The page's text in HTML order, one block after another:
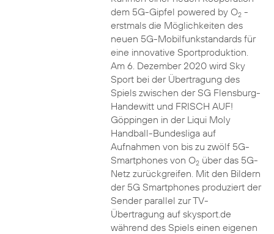
dem 5G-Gipfel powered by O2-
erstmals die Möglichkeiten des
neuen 5G-Mobilfunkstandards für
eine innovative Sportproduktion.
Am 6. Dezember 2020 wird Sky
Sport bei der Übertragung des
Spiels zwischen der SG Flensburg-
Handewitt und FRISCH AUF!
Göppingen in der Liqui Moly
Handball-Bundesliga auf
Aufnahmen von bis zu zwölf 5G-
Smartphones von O2über das 5G-
Netz zurückgreifen. Mit den Bildern
der 5G Smartphones produziert der
Sender parallel zur TV-
Übertragung auf skysport.de
während des Spiels einen eigenen